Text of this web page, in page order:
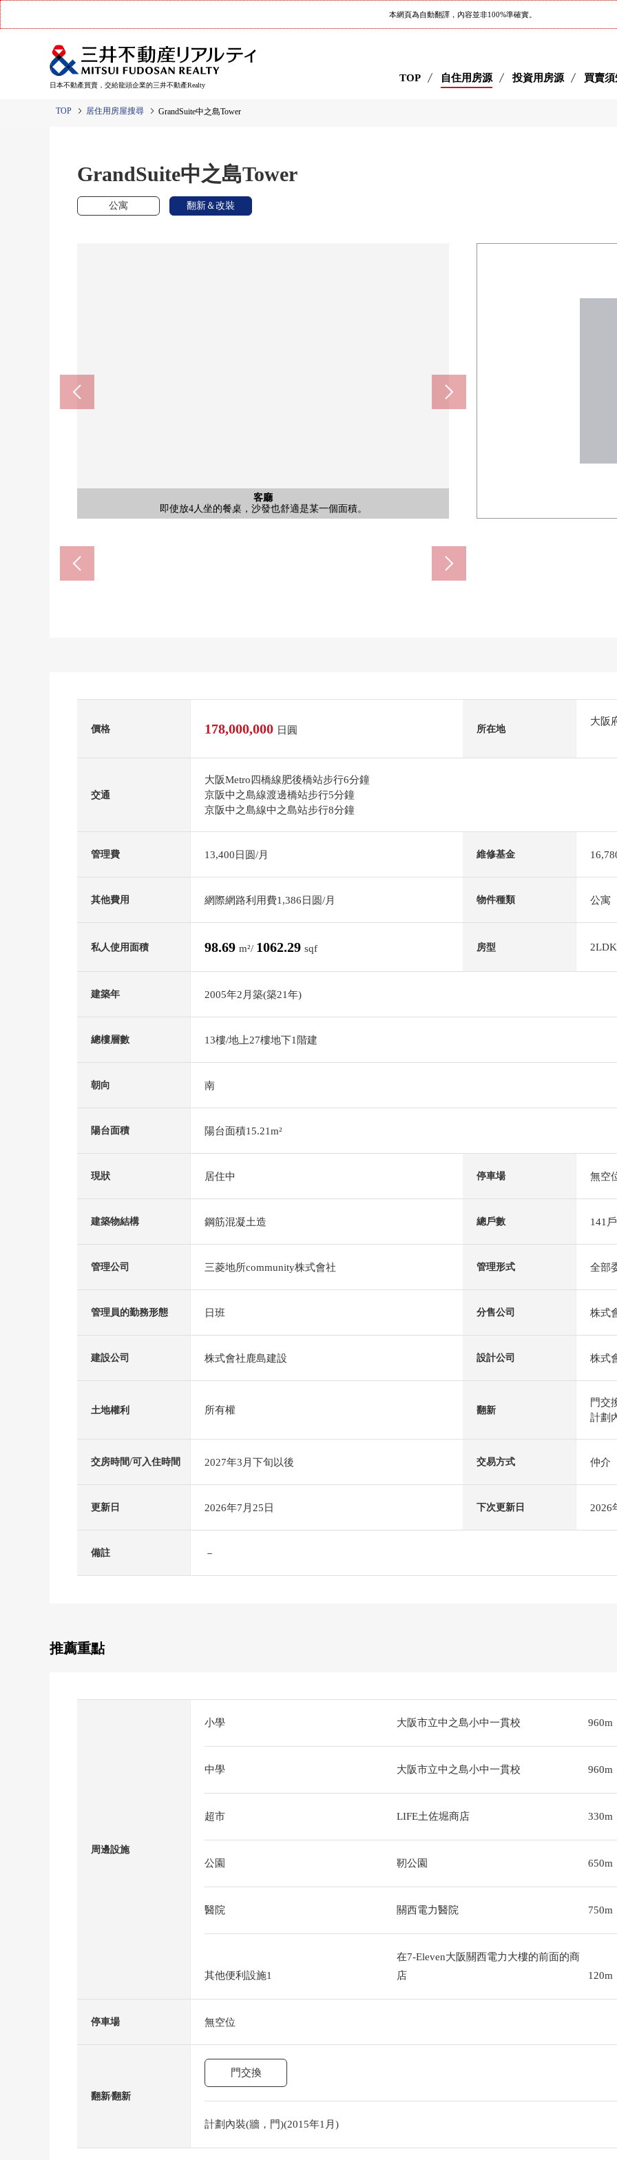
本網頁為自動翻譯，內容並非100%準確實。
日本不動產買賣，交給龍頭企業的三井不動產Realty
TOP 自住用房源 投資用房源 買賣須
TOP 居住用房屋搜尋 GrandSuite中之島Tower
GrandSuite中之島Tower
公寓 翻新＆改裝
客廳
即使放4人坐的餐桌，沙發也舒適是某一個面積。
客廳
面向適合朝南西，東南的陽台的客廳飯廳是自然光在的舒服的空間。
風景
是來自陽台的風景。
廚房
是作業效率好的L字型的廚房。
廚房
加熱迅速的電磁爐被采用的組合廚房。
洗臉
家族排隊，可以打扮的寬敞的洗臉室。
公共汽車
浴室寬敞的1620尺寸
公共汽車
浴室寬敞的1620尺寸
廁所
從屬於洗手櫃台，并且是有幹凈的感的空間。
門口
走廊
客廳
面向適合朝南西，東南的陽台的客廳飯廳是自然光在的舒服的空間。
客廳
即使放4人坐的餐桌，沙發也舒適是某一個面積。
客廳
即使放4人坐的餐桌，沙發也舒適是某一個面積。
室內
西式房間
室內
西式房間
門口
門口
外觀
2005年2月築，RC造Mansion。位於地上27層的13樓部分。是到地下鐵四橋線"肥後橋"車
站步行6分鐘的位置。
客廳
面向適合朝南西，東南的陽台的客廳飯廳是朝日插進去的亮的空間。
收納
收納
門口
門口
風景
是來自陽台的風景。
陽台
陽台
外觀
外觀
航空照片
關於13樓部分朝南西，是光照、通風良好度的2LDK住戸。
入口
入口的入口有防盜門，安全面也放心。
入口
入口門能確認外面的樣子是從全什麼作為玻璃。
入口
入口門能確認外面的樣子是從全什麼作為玻璃。
入口
是作為可飼養寵物的房屋。(規章有)
停車場
不被暴露於風雨而，為Tower停車，能要保管。
LIFE土佐堀商店(約330m)
步行5分鐘
靭公園(約650m)
步行9分鐘
在7-Eleven大阪關西電力大樓的前面的商店(約120m)
步行2分鐘
關西電力醫院(約750m)
步行11分鐘
大阪市立中之島小中一貫校(約960m)
步行12分鐘
大阪市立中之島小中一貫校(約960m)
步行12分鐘
價格 178,000,000 日圓 所在地
大阪
交通
大阪Metro四橋線肥後橋站步行6分鐘
京阪中之島線渡邊橋站步行5分鐘
京阪中之島線中之島站步行8分鐘
管理費 13,400日圆/月 維修基金
其他費用 網際網路利用費1,386日圆/月 物件種類 公寓
私人使用面積 98.69 m²/ 1062.29 sqf 房型 2LDK
建築年 2005年2月築(築21年)
總樓層數 13樓/地上27樓地下1階建
朝向 南
陽台面積 陽台面積15.21m²
現狀 居住中 停車場 無空
建築物結構 鋼筋混凝土造 總戶數 141戶
管理公司 三菱地所community株式會社 管理形式 全部
管理員的勤務形態 日班 分售公司 株式
建設公司 株式會社鹿島建設 設計公司 株式
土地權利 所有權 翻新
門交
計劃
交房時間/可入住時間 2027年3月下旬以後 交易方式 仲介
更新日 2026年7月25日 下次更新日 2026
備註 －
推薦重點
周邊設施
小學 大阪市立中之島小中一貫校 960m
中學 大阪市立中之島小中一貫校 960m
超市 LIFE土佐堀商店 330m
公園 靭公園 650m
醫院 關西電力醫院 750m
其他便利設施1
在7-Eleven大阪關西電力大樓的前面的商
店
120m
停車場 無空位
翻新⁄翻新
門交換
計劃內裝(牆，門)(2015年1月)